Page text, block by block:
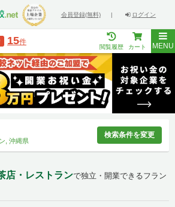
会員登録(無料) | ログイン
15件
閲覧履歴 カート MENU
, 沖縄県
検索条件を変更
店・レストランで独立・開業できるフラン